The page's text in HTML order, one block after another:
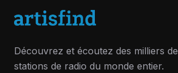
Découvrez et écoutez des milliers de
stations de radio du monde entier.